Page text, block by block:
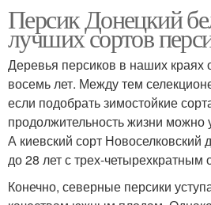
Персик Донецкий
лучших сортов
Деревья персиков в наших краях
восемь лет. Между тем
если подобрать зимостойкие
продолжительность жизни можно
А киевский сорт Новоселковский
до 28 лет с трех-
Конечно, северные персики